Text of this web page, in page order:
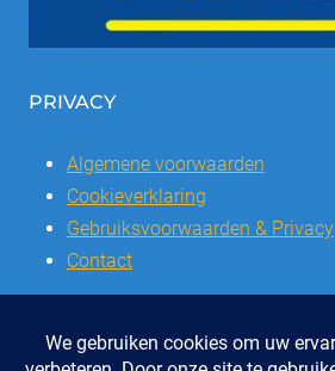
PRIVACY
Algemene voorwaarden
Cookieverklaring
Gebruiksvoorwaarden & Privacy
Contact